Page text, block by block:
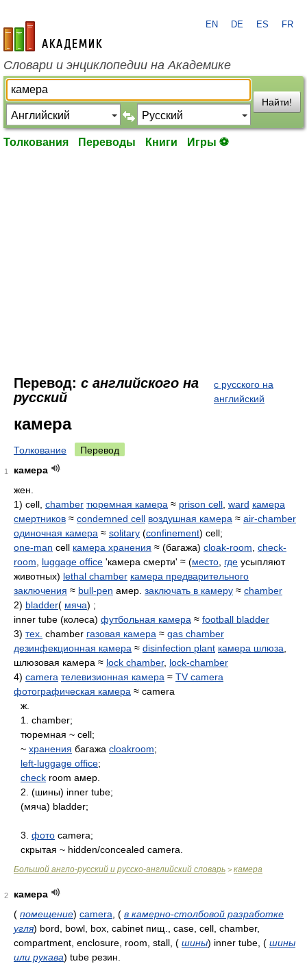
academic.ru
EN DE ES FR
Словари и энциклопедии на Академике
Найти!
Толкования Переводы Книги Игры ⚽
Перевод: с английского на
русский
с русского на
английский
камера
Толкование Перевод
1
камера
жен.
1) cell, chamber тюремная камера ≈ prison cell ward камера
смертников ≈ condemned cell воздушная камера ≈ air-chamber
одиночная камера ≈ solitary (confinement) cell;
one-man cell камера хранения ≈ (багажа) cloak-room check-
room
luggage office 'камера смерти' ≈ (место где усыпляют
животных) lethal chamber камера предварительного
заключения ≈ bull-pen амер. заключать в камеру ≈ chamber
2) bladder( мяча) ;
inner tube (колеса) футбольная камера ≈ football bladder
3) тех. chamber газовая камера ≈ gas chamber
дезинфекционная камера ≈ disinfection plant камера шлюза
шлюзовая камера ≈ lock chamber, lock-chamber
4) camera телевизионная камера ≈ TV camera
фотографическая камера ≈ camera
ж.
1. chamber;
тюремная ~ cell;
~ хранения багажа cloakroom;
left-luggage office;
check room амер.
2. (шины) inner tube;
(мяча) bladder;
3. фото camera;
скрытая ~ hidden/concealed camera.
Большой англо-русский и русско-английский словарь > камера
2
камера
( помещение) camera ( в камерно-столбовой разработке
угля) bord, bowl, box, cabinet пищ., case, cell, chamber,
compartment, enclosure, room, stall, ( шины) inner tube, ( шины
или рукава) tube резин.